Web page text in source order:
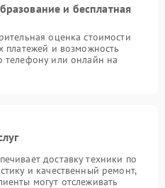
и бесплатная
оценка стоимости
платежей и возможность
телефону или онлайн на
доставку техники по
и качественный ремонт,
могут отслеживать